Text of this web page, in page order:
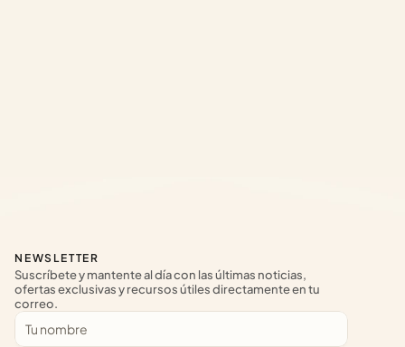
NEWSLETTER
Suscríbete y mantente al día con las últimas noticias,
ofertas exclusivas y recursos útiles directamente en tu
correo.